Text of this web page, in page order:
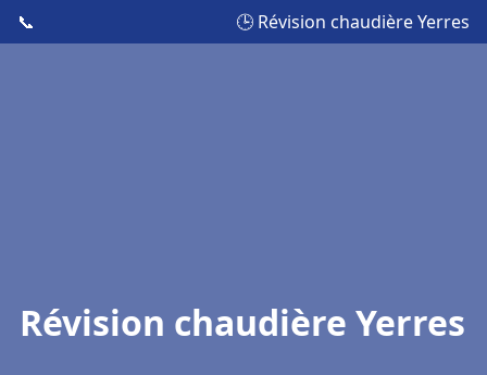
📞 🕒 Révision chaudière Yerres
Révision chaudière Yerres